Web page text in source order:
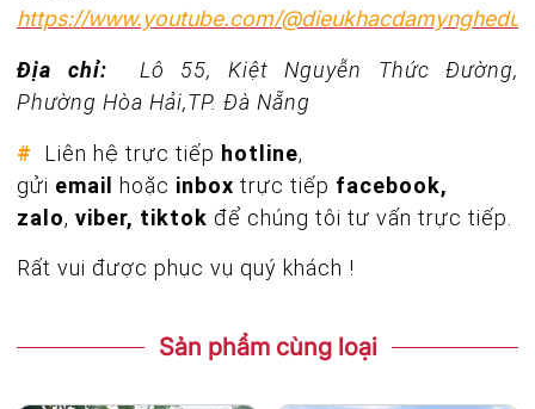
https://www.youtube.com/
Địa chỉ: Lô 55, Kiệt Nguyễn Thức Đường,
Phường Hòa Hải,TP. Đà Nẵng
# Liên hệ trực tiếp hotline,
gửi email hoặc inbox trực tiếp facebook,
zalo, viber, tiktok để chúng tôi tư vấn trực tiếp.
Rất vui được phục vụ quý khách !
Sản phẩm cùng loại